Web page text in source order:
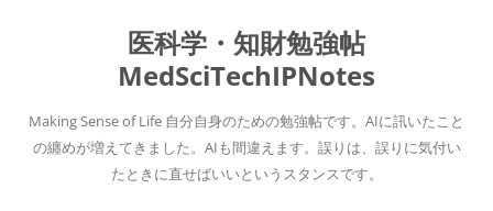
医科学・知財勉強帖
MedSciTechIPNotes
Making Sense of Life 自分自身のための勉強帖です。AIに訊いたこと
の纏めが増えてきました。AIも間違えます。誤りは、誤りに気付い
たときに直せばいいというスタンスです。